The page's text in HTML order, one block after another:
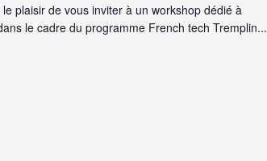
plaisir de vous inviter à un workshop dédié à
le cadre du programme French tech Tremplin...